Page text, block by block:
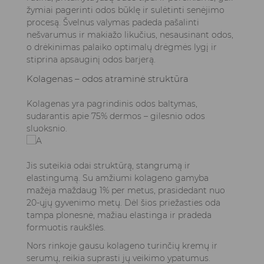
žymiai pagerinti odos būklę ir sulėtinti senėjimo
procesą. Švelnus valymas padeda pašalinti
nešvarumus ir makiažo likučius, nesausinant odos,
o drėkinimas palaiko optimalų drėgmės lygį ir
stiprina apsauginį odos barjerą.
Kolagenas – odos atraminė struktūra
Kolagenas yra pagrindinis odos baltymas,
sudarantis apie 75% dermos – gilesnio odos
sluoksnio.
Jis suteikia odai struktūrą, stangrumą ir
elastingumą. Su amžiumi kolageno gamyba
mažėja maždaug 1% per metus, prasidedant nuo
20-ųjų gyvenimo metų. Dėl šios priežasties oda
tampa plonesnė, mažiau elastinga ir pradeda
formuotis raukšlės.
Nors rinkoje gausu kolageno turinčių kremų ir
serumų, reikia suprasti jų veikimo ypatumus.